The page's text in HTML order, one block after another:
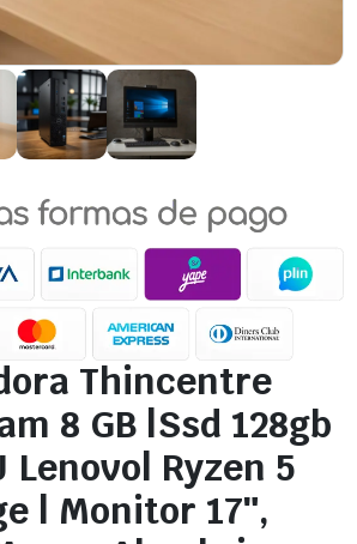
Thincentre
8 GB |Ssd 128gb
Lenovo| Ryzen 5
| Monitor 17″,